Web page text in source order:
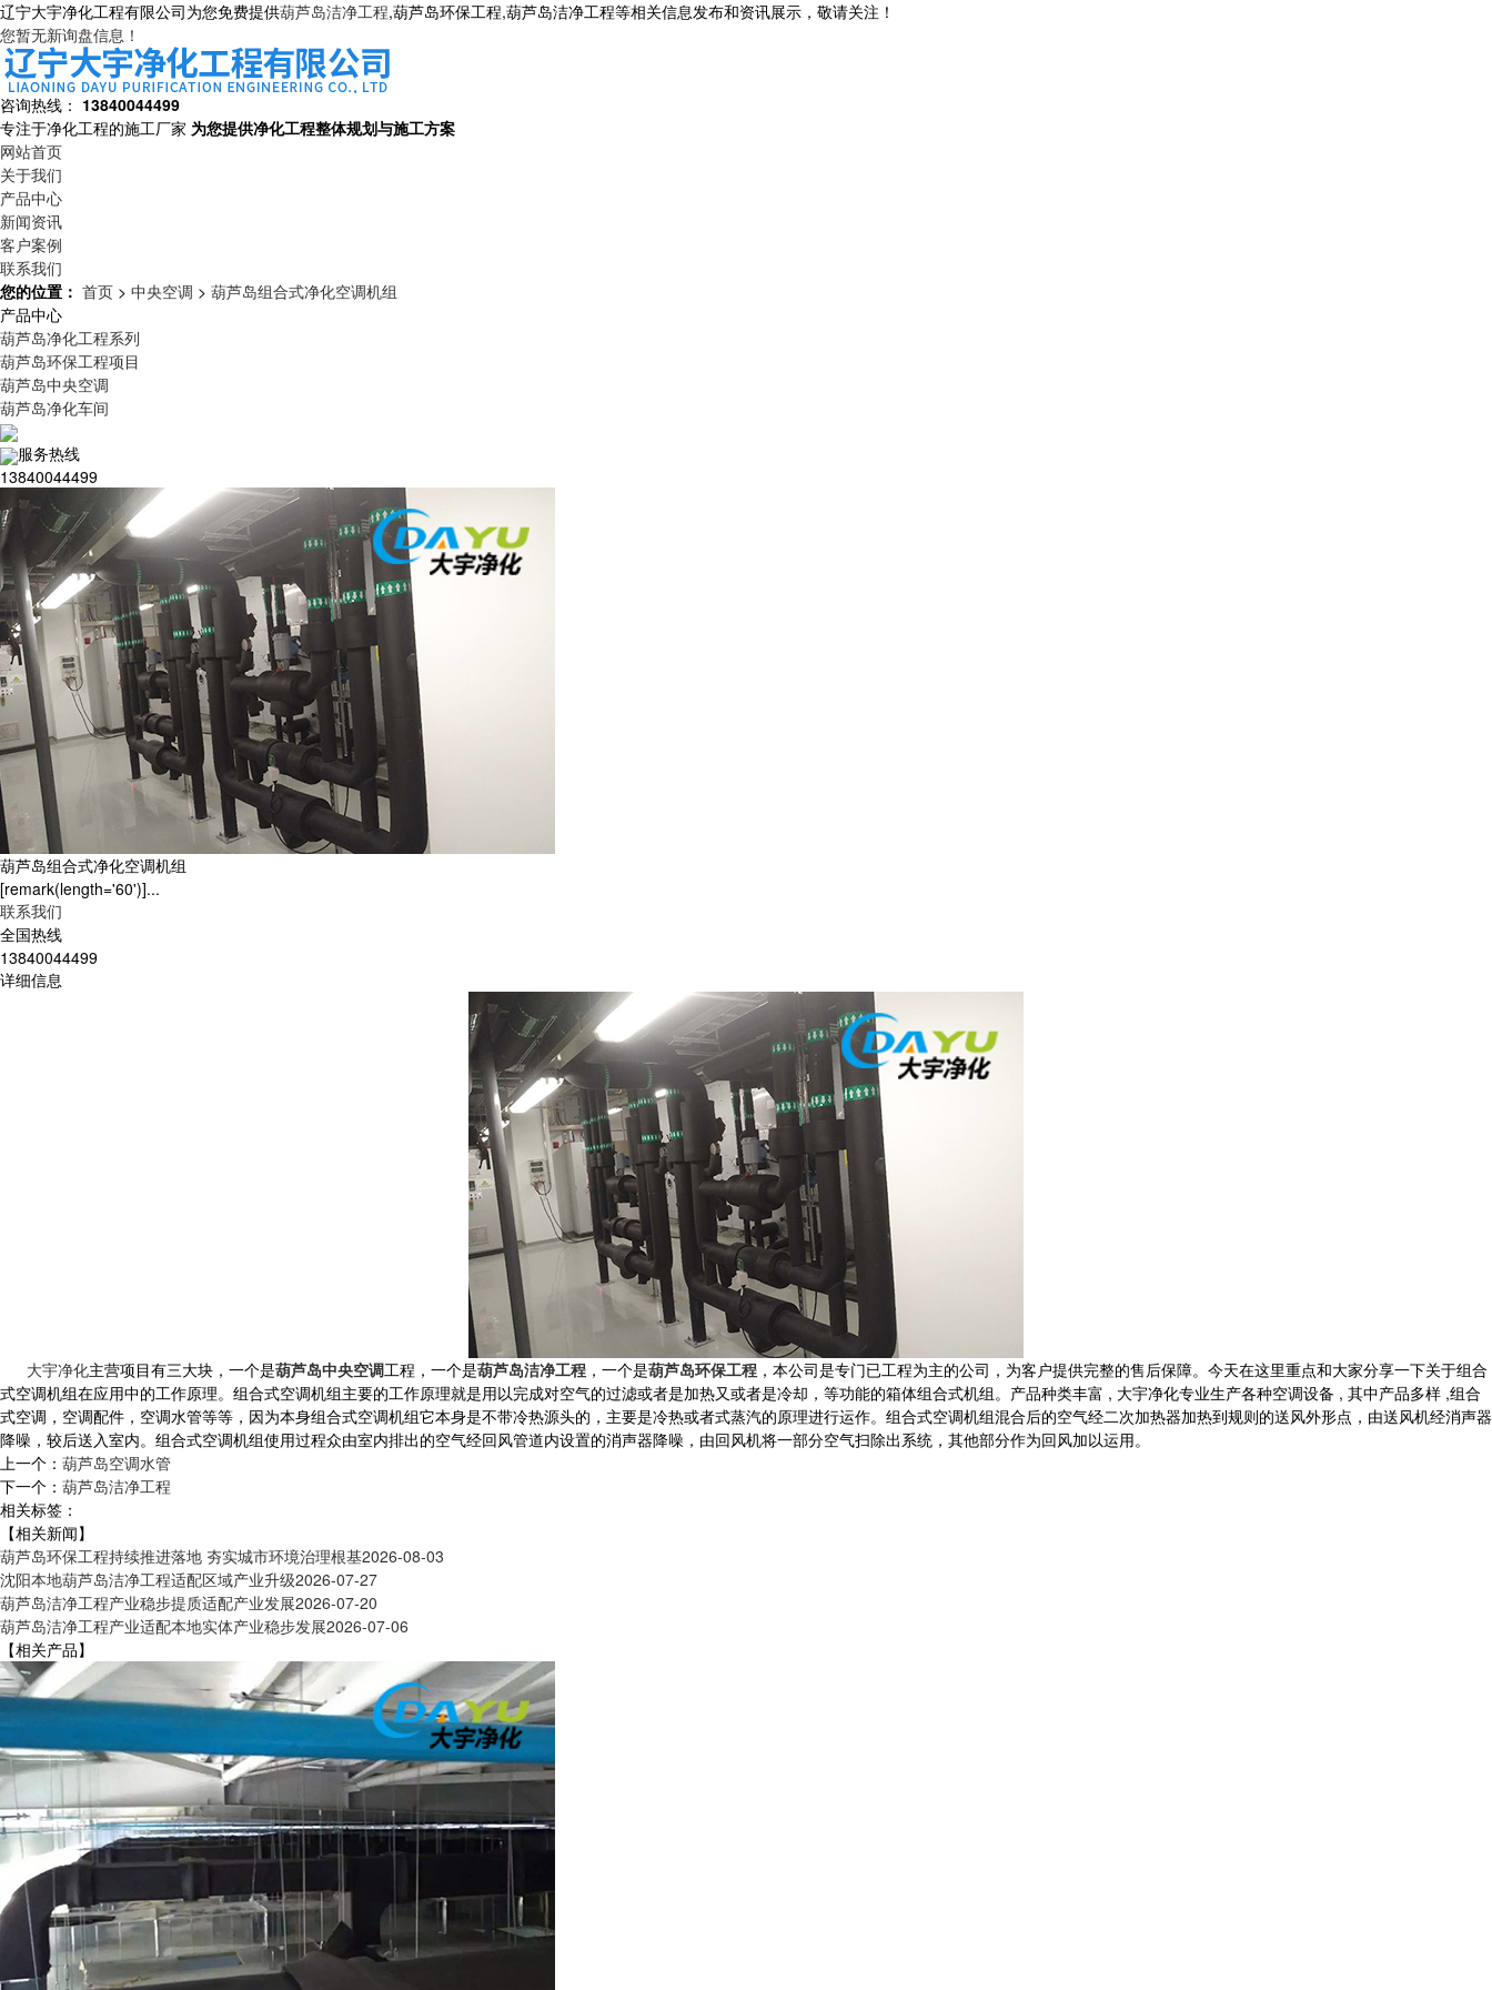
辽宁大宇净化工程有限公司为您免费提供葫芦岛洁净工程,葫芦岛环保工程,葫芦岛洁净工程等相关信息发布和资讯展示，敬请关注！
您暂无新询盘信息！
咨询热线： 13840044499
专注于净化工程的施工厂家 为您提供净化工程整体规划与施工方案
网站首页
关于我们
产品中心
新闻资讯
客户案例
联系我们
您的位置： 首页 > 中央空调 > 葫芦岛组合式净化空调机组
产品中心
葫芦岛净化工程系列
葫芦岛环保工程项目
葫芦岛中央空调
葫芦岛净化车间
服务热线
13840044499
葫芦岛组合式净化空调机组
[remark(length='60')]...
联系我们
全国热线
13840044499
详细信息
大宇净化主营项目有三大块，一个是葫芦岛中央空调工程，一个是葫芦岛洁净工程 ，一个是葫芦岛环保工程 ，本公司是专门已工程为主的公司，为客户提供完整的售后保障。 今天在这里重点和大家分享一下关于组合
式空调机组在应用中的工作原理。 组合式空调机组主要的工作原理就是用以完成对空气的过滤或者是加热又或者是冷却，等功能的箱体组合式机组。产品种类丰富 , 大宇净化专业生产各种空调设备 , 其中产品多样 ,组合
式空调，空调配件，空调水管等等，因为本身组合式空调机组它本身是不带冷热源头的，主要是冷热或者式蒸汽的原理进行运作。组合式空调机组混合后的空气经二次加热器加热到规则的送风外形点，由送风机经消声器
降噪，较后送入室内。 组合式空调机组使用过程众由室内排出的空气经回风管道内设置的消声器降噪，由回风机将一部分空气扫除出系统，其他部分作为回风加以运用。
上一个： 葫芦岛空调水管
下一个： 葫芦岛洁净工程
相关标签：
【相关新闻】
葫芦岛环保工程持续推进落地 夯实城市环境治理根基2026-08-03
沈阳本地葫芦岛洁净工程适配区域产业升级2026-07-27
葫芦岛洁净工程产业稳步提质适配产业发展2026-07-20
葫芦岛洁净工程产业适配本地实体产业稳步发展2026-07-06
【相关产品】